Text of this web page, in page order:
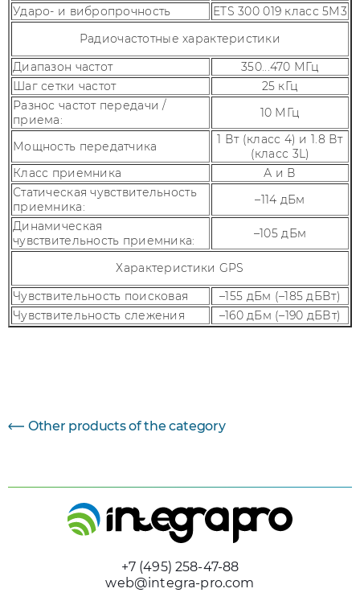
Ударо- и вибропрочность
ETS 300 019 класс 5М3
Радиочастотные характеристики
Диапазон частот
350...470 МГц
Шаг сетки частот
25 кГц
Разнос частот передачи /
приема:
10 МГц
Мощность передатчика
1 Вт (класс 4) и 1.8 Вт
(класс 3L)
Класс приемника
А и В
Статическая чувствительность
приемника:
–114 дБм
Динамическая
чувствительность приемника:
–105 дБм
Характеристики GPS
Чувствительность поисковая
–155 дБм (–185 дБВт)
Чувствительность слежения
–160 дБм (–190 дБВт)
Other products of the category
+7 (495) 258-47-88
web@integra-pro.com